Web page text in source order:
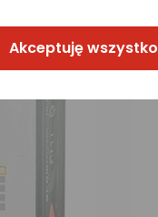
Akceptuję wszystko